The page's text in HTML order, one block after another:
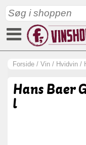
Forside / Vin / Hvidvin /
Hans Baer
l